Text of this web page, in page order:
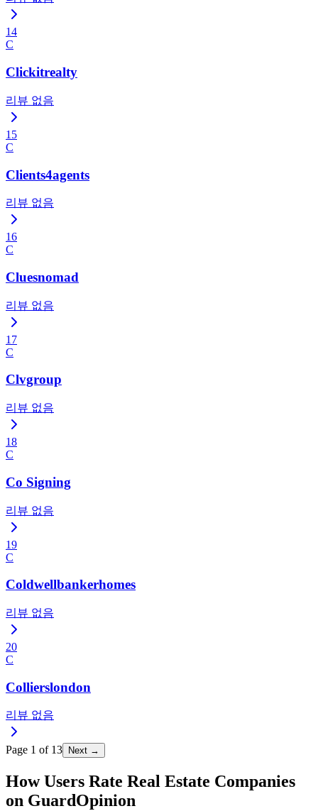
14
C
Clickitrealty
리뷰 없음
15
C
Clients4agents
리뷰 없음
16
C
Cluesnomad
리뷰 없음
17
C
Clvgroup
리뷰 없음
18
C
Co Signing
리뷰 없음
19
C
Coldwellbankerhomes
리뷰 없음
20
C
Collierslondon
리뷰 없음
Page 1 of 13 Next →
How Users Rate Real Estate Companies
on GuardOpinion